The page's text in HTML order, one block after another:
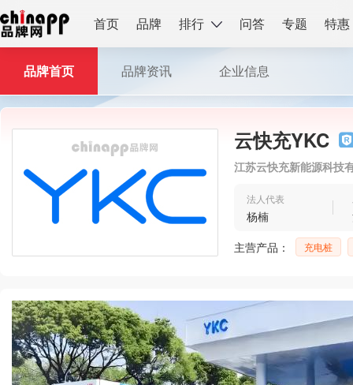
首页 品牌 排行 问答 专题 特惠
云快充YKC
江苏云快充新能源科技
法人代表
杨楠
主营产品：
充电桩
品牌首页 品牌资讯 企业信息